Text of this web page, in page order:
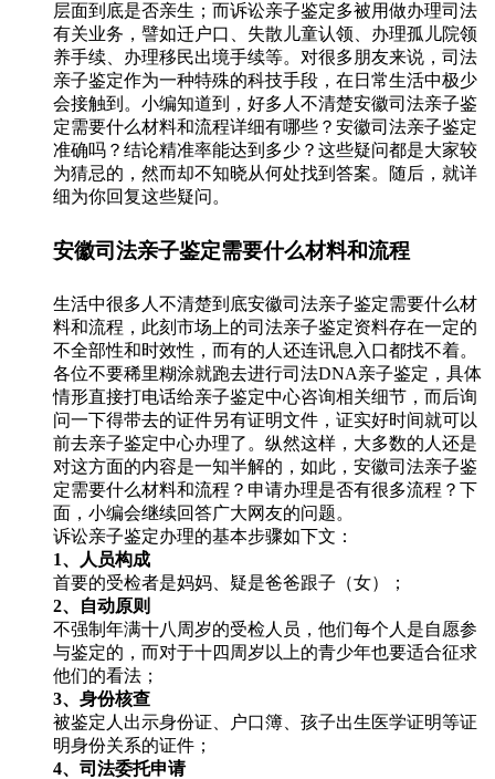
层面到底是否亲生；而诉讼亲子鉴定多被用做办理司法
有关业务，譬如迁户口、失散儿童认领、办理孤儿院领
养手续、办理移民出境手续等。对很多朋友来说，司法
亲子鉴定作为一种特殊的科技手段，在日常生活中极少
会接触到。小编知道到，好多人不清楚安徽司法亲子鉴
定需要什么材料和流程详细有哪些？安徽司法亲子鉴定
准确吗？结论精准率能达到多少？这些疑问都是大家较
为猜忌的，然而却不知晓从何处找到答案。随后，就详
细为你回复这些疑问。
安徽司法亲子鉴定需要什么材料和流程
生活中很多人不清楚到底安徽司法亲子鉴定需要什么材
料和流程，此刻市场上的司法亲子鉴定资料存在一定的
不全部性和时效性，而有的人还连讯息入口都找不着。
各位不要稀里糊涂就跑去进行司法DNA亲子鉴定，具体
情形直接打电话给亲子鉴定中心咨询相关细节，而后询
问一下得带去的证件另有证明文件，证实好时间就可以
前去亲子鉴定中心办理了。纵然这样，大多数的人还是
对这方面的内容是一知半解的，如此，安徽司法亲子鉴
定需要什么材料和流程？申请办理是否有很多流程？下
面，小编会继续回答广大网友的问题。
诉讼亲子鉴定办理的基本步骤如下文：
1、人员构成
首要的受检者是妈妈、疑是爸爸跟子（女）；
2、自动原则
不强制年满十八周岁的受检人员，他们每个人是自愿参
与鉴定的，而对于十四周岁以上的青少年也要适合征求
他们的看法；
3、身份核查
被鉴定人出示身份证、户口簿、孩子出生医学证明等证
明身份关系的证件；
4、司法委托申请